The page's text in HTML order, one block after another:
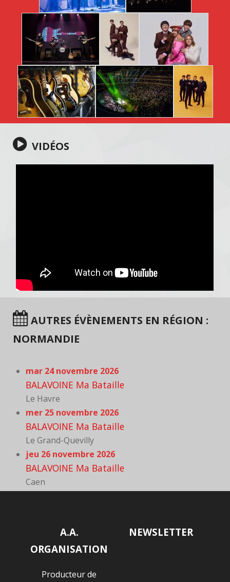
VIDÉOS
AUTRES ÉVÈNEMENTS EN RÉGION :
NORMANDIE
mar 24 novembre 2026
BALAVOINE Ma Bataille
Le Havre
mer 25 novembre 2026
BALAVOINE Ma Bataille
Le Grand-Quevilly
jeu 26 novembre 2026
BALAVOINE Ma Bataille
Caen
A.A.
ORGANISATION
Producteur de
NEWSLETTER